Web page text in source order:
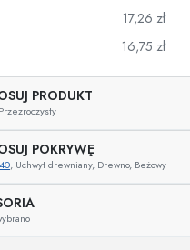
17,26 zł
16,75 zł
PRODUKT
Przezroczysty
POKRYWĘ
, Uchwyt drewniany, Drewno, Beżowy